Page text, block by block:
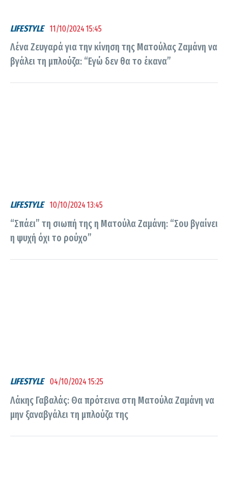
LIFESTYLE 11/10/2024 15:45
Λένα Ζευγαρά για την κίνηση της Ματούλας Ζαμάνη να
βγάλει τη μπλούζα: “Εγώ δεν θα το έκανα”
LIFESTYLE 10/10/2024 13:45
“Σπάει” τη σιωπή της η Ματούλα Ζαμάνη: “Σου βγαίνει
η ψυχή όχι το ρούχο”
LIFESTYLE 04/10/2024 15:25
Λάκης Γαβαλάς: Θα πρότεινα στη Ματούλα Ζαμάνη να
μην ξαναβγάλει τη μπλούζα της